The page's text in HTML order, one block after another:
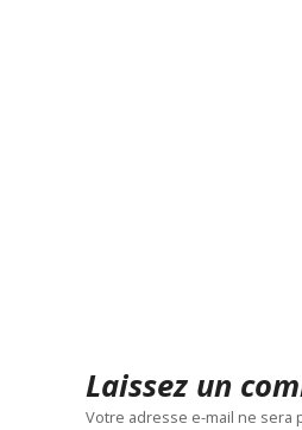
Laissez un
Votre adresse e-mail ne sera